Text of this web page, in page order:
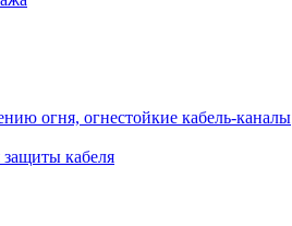
огня, огнестойкие кабель-каналы
кабеля